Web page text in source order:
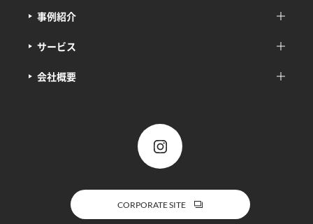
サービス
事例紹介
会社概要
CORPORATE SITE